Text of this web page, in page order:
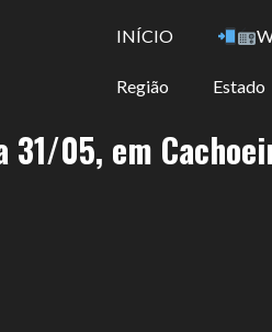
INÍCIO
Região Estado
05, em